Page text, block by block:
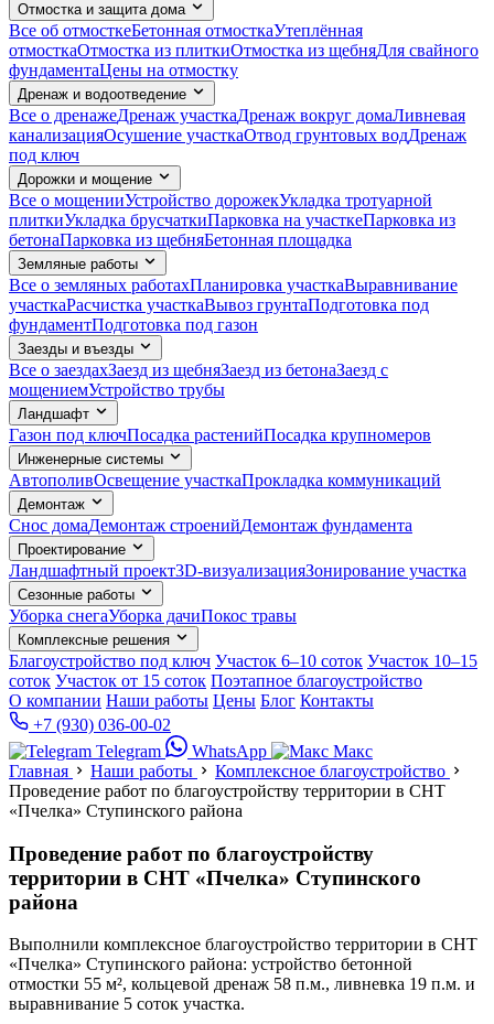
Отмостка и защита дома
Все об отмосткеБетонная отмосткаУтеплённая
отмосткаОтмостка из плиткиОтмостка из щебняДля свайного
фундаментаЦены на отмостку
Дренаж и водоотведение
Все о дренажеДренаж участкаДренаж вокруг домаЛивневая
канализацияОсушение участкаОтвод грунтовых водДренаж
под ключ
Дорожки и мощение
Все о мощенииУстройство дорожекУкладка тротуарной
плиткиУкладка брусчаткиПарковка на участкеПарковка из
бетонаПарковка из щебняБетонная площадка
Земляные работы
Все о земляных работахПланировка участкаВыравнивание
участкаРасчистка участкаВывоз грунтаПодготовка под
фундаментПодготовка под газон
Заезды и въезды
Все о заездахЗаезд из щебняЗаезд из бетонаЗаезд с
мощениемУстройство трубы
Ландшафт
Газон под ключПосадка растенийПосадка крупномеров
Инженерные системы
АвтополивОсвещение участкаПрокладка коммуникаций
Демонтаж
Снос домаДемонтаж строенийДемонтаж фундамента
Проектирование
Ландшафтный проект3D-визуализацияЗонирование участка
Сезонные работы
Уборка снегаУборка дачиПокос травы
Комплексные решения
Благоустройство под ключ Участок 6–10 соток Участок 10–15
соток Участок от 15 соток Поэтапное благоустройство
О компании Наши работы Цены Блог Контакты
+7 (930) 036-00-02
Telegram
WhatsApp
Макс
Главная
Наши работы
Комплексное благоустройство
Проведение работ по благоустройству территории в СНТ
«Пчелка» Ступинского района
Проведение работ по благоустройству
территории в СНТ «Пчелка» Ступинского
района
Выполнили комплексное благоустройство территории в СНТ
«Пчелка» Ступинского района: устройство бетонной
отмостки 55 м², кольцевой дренаж 58 п.м., ливневка 19 п.м. и
выравнивание 5 соток участка.